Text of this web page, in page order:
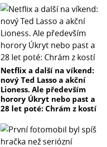
Netflix a další na víkend:
nový Ted Lasso a akční
Lioness. Ale především
horory Úkryt nebo past a
28 let poté: Chrám z kostí